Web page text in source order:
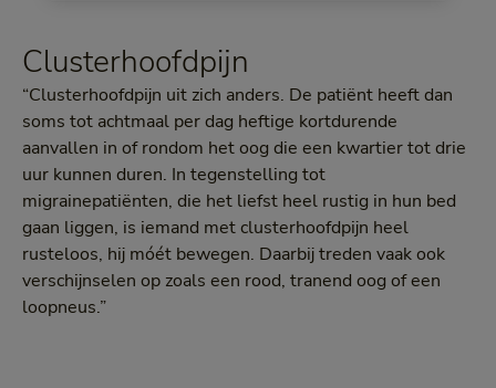
Clusterhoofdpijn
“Clusterhoofdpijn uit zich anders. De patiënt heeft dan
soms tot achtmaal per dag heftige kortdurende
aanvallen in of rondom het oog die een kwartier tot drie
uur kunnen duren. In tegenstelling tot
migrainepatiënten, die het liefst heel rustig in hun bed
gaan liggen, is iemand met clusterhoofdpijn heel
rusteloos, hij móét bewegen. Daarbij treden vaak ook
verschijnselen op zoals een rood, tranend oog of een
loopneus.”